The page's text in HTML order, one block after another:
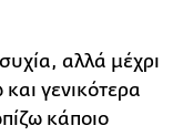
αλλά μέχρι
γενικότερα
κάποιο